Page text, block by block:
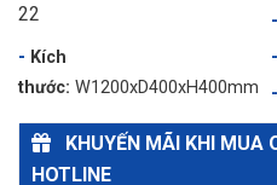
22
Kích
thước: W1200xD400xH400mm
KHUYẾN MÃI KHI MUA
HOTLINE